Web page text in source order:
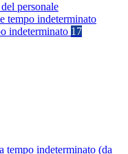
personale
tempo indeterminato
indeterminato 17
tempo indeterminato (da